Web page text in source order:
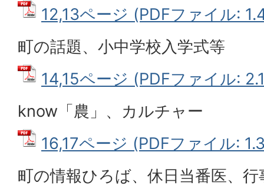
12,13ページ (PDFファイル:
町の話題、小中学校入学式等
14,15ページ (PDFファイル:
know 「農」、カルチャー
16,17ページ (PDFファイル:
町の情報ひろば、休日当番医、行